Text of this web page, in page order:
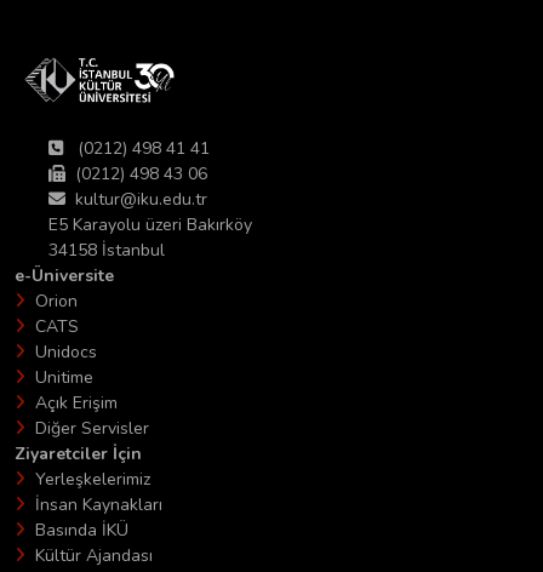
(0212) 498 41 41
(0212) 498 43 06
kultur@iku.edu.tr
E5 Karayolu üzeri Bakırköy
34158 İstanbul
e-Üniversite
Orion
CATS
Unidocs
Unitime
Açık Erişim
Diğer Servisler
Ziyaretciler İçin
Yerleşkelerimiz
İnsan Kaynakları
Basında İKÜ
Kültür Ajandası